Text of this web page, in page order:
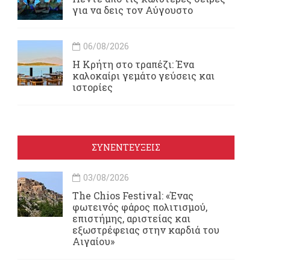
για να δεις τον Αύγουστο
06/08/2026
Η Κρήτη στο τραπέζι: Ένα
καλοκαίρι γεμάτο γεύσεις και
ιστορίες
ΣΥΝΕΝΤΕΥΞΕΙΣ
03/08/2026
Τhe Chios Festival: «Ένας
φωτεινός φάρος πολιτισμού,
επιστήμης, αριστείας και
εξωστρέφειας στην καρδιά του
Αιγαίου»